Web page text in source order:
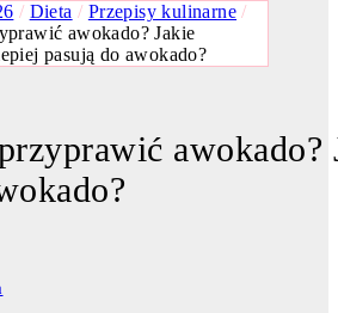
/ Dieta / Przepisy kulinarne /
awokado? Jakie
pasują do awokado?